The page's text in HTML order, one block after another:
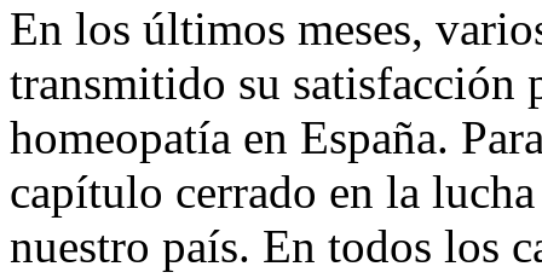
En los últimos meses,
transmitido su satisfacción
homeopatía en España.
capítulo cerrado en la
nuestro país. En todos los